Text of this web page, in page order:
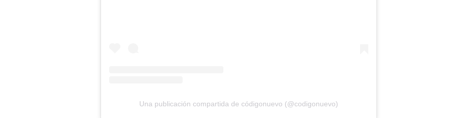
Una publicación compartida de códigonuevo (@codigonuevo)